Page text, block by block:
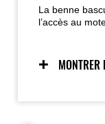
La benne
l’accès au
MONTRER